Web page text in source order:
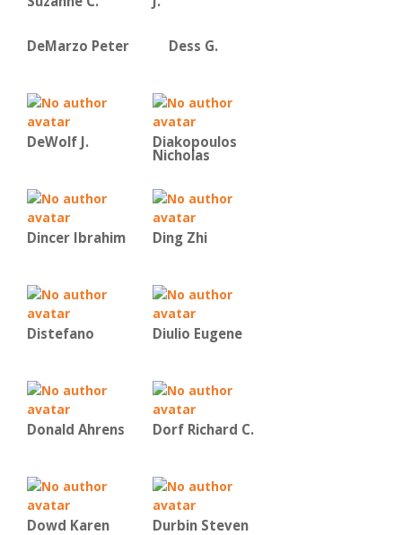
DeMarzo Peter Dess G.
DeWolf J. Diakopoulos
Nicholas
Dincer Ibrahim Ding Zhi
Distefano Diulio Eugene
Donald Ahrens Dorf Richard C.
Dowd Karen Durbin Steven